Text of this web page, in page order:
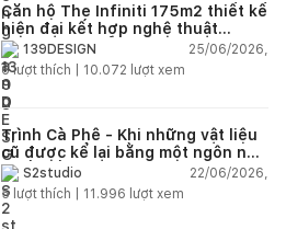
Căn hộ The Infiniti 175m2 thiết kế
hiện đại kết hợp nghệ thuật
Modern Art đầy cảm xúc
139DESIGN
25/06/2026,
6lượt thích | 10.072 lượt xem
Trình Cà Phê - Khi những vật liệu
cũ được kể lại bằng một ngôn ngữ
thiết kế mới
S2studio
22/06/2026,
5 lượt thích | 11.996 lượt xem